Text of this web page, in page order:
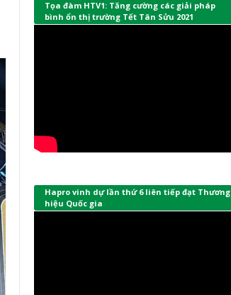
Tọa đàm HTV1: Tăng cường các giải pháp
bình ổn thị trường Tết Tân Sửu 2021
Hapro vinh dự lần thứ 6 liên tiếp đạt Thương
hiệu Quốc gia